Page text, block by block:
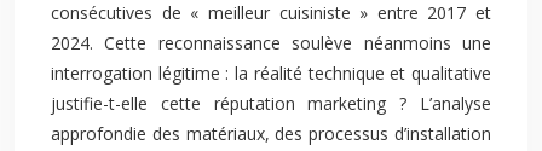
consécutives de « meilleur cuisiniste » entre 2017 et
2024. Cette reconnaissance soulève néanmoins une
interrogation légitime : la réalité technique et qualitative
justifie-t-elle cette réputation marketing ? L’analyse
approfondie des matériaux, des processus d’installation